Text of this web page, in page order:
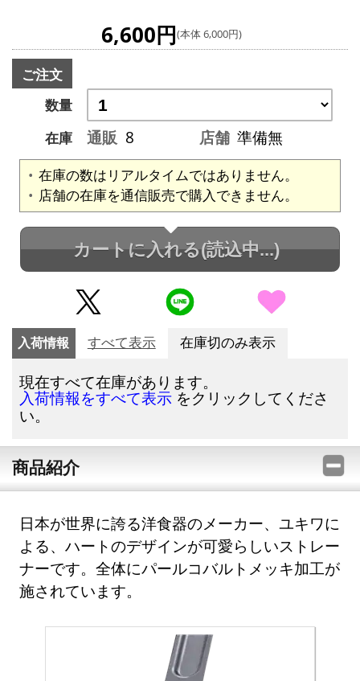
6,600円(本体 6,000円)
ご注文
数量
在庫
通販 8 店舗 準備無
在庫の数はリアルタイムではありません。
店舗の在庫を通信販売で購入できません。
カートに入れる(読込中...)
入荷情報 すべて表示 在庫切のみ表示
現在すべて在庫があります。
入荷情報をすべて表示 をクリックしてくださ
い。
商品紹介
日本が世界に誇る洋食器のメーカー、ユキワに
よる、ハートのデザインが可愛らしいストレー
ナーです。全体にパールコバルトメッキ加工が
施されています。